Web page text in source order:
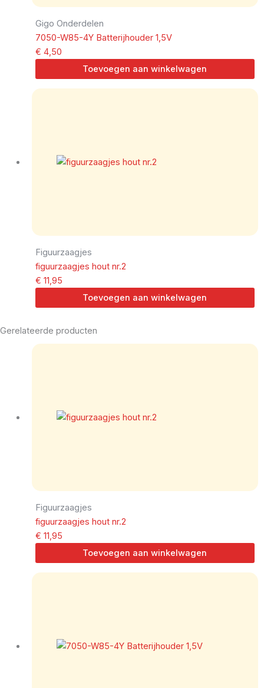
Gigo Onderdelen
7050-W85-4Y Batterijhouder 1,5V
€ 4,50
Toevoegen aan winkelwagen
Figuurzaagjes
figuurzaagjes hout nr.2
€ 11,95
Toevoegen aan winkelwagen
Gerelateerde producten
Figuurzaagjes
figuurzaagjes hout nr.2
€ 11,95
Toevoegen aan winkelwagen